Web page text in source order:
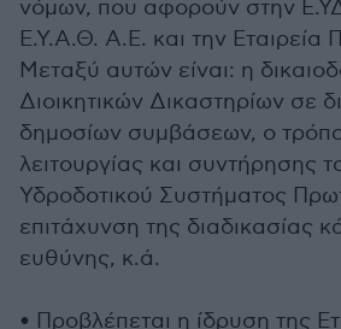
νόμων, που αφορούν στην
Ε.Υ.Α.Θ. Α.Ε. και την Εταιρεία
Μεταξύ αυτών είναι: η
Διοικητικών Δικαστηρίων σε
δημοσίων συμβάσεων, ο
λειτουργίας και συντήρησης
Υδροδοτικού Συστήματος
επιτάχυνση της διαδικασίας
ευθύνης, κ.ά.
• Προβλέπεται η ίδρυση της